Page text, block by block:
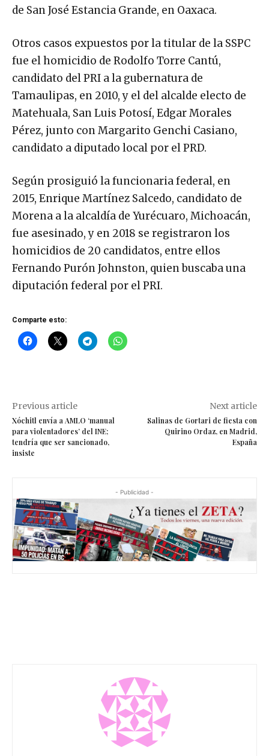
de San José Estancia Grande, en Oaxaca.
Otros casos expuestos por la titular de la SSPC
fue el homicidio de Rodolfo Torre Cantú,
candidato del PRI a la gubernatura de
Tamaulipas, en 2010, y el del alcalde electo de
Matehuala, San Luis Potosí, Edgar Morales
Pérez, junto con Margarito Genchi Casiano,
candidato a diputado local por el PRD.
Según prosiguió la funcionaria federal, en
2015, Enrique Martínez Salcedo, candidato de
Morena a la alcaldía de Yurécuaro, Michoacán,
fue asesinado, y en 2018 se registraron los
homicidios de 20 candidatos, entre ellos
Fernando Purón Johnston, quien buscaba una
diputación federal por el PRI.
Comparte esto:
Previous article
Xóchitl envía a AMLO ‘manual
para violentadores’ del INE;
tendría que ser sancionado,
insiste
Next article
Salinas de Gortari de fiesta con
Quirino Ordaz, en Madrid,
España
- Publicidad -